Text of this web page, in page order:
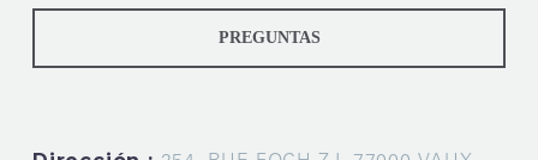
PREGUNTAS